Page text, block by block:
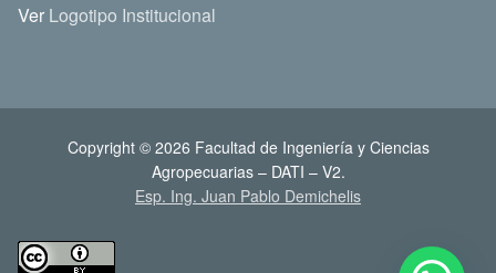
Ver Logotipo Institucional
Copyright © 2026 Facultad de Ingeniería y Ciencias
Agropecuarias – DATI – V2.
Esp. Ing. Juan Pablo Demichelis